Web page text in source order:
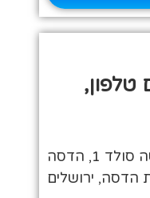
טלפון,
כתובת הקניון - רח' הנרייטה סולד 1, הדסה
הדסה, ירושלים